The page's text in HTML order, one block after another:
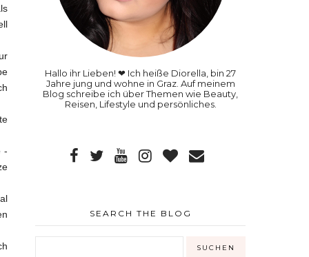
-
Hallo ihr Lieben! ❤ Ich heiße Diorella, bin 27
Jahre jung und wohne in Graz. Auf meinem
Blog schreibe ich über Themen wie Beauty,
Reisen, Lifestyle und persönliches.
SEARCH THE BLOG